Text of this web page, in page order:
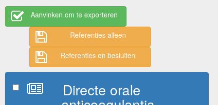
Aanvinken om te exporteren
Referenties alleen
Referenties en besluiten
Directe orale